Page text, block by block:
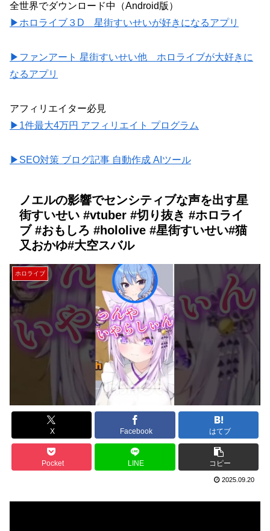
全世界でダウンロード中（Android版）
▶ホロライブ３D 星街すいせいが好きになるアプリ
▶ファンアート 星街すいせい他 ホロライブが大好きに
なるアプリ
アフィリエイター必見
▶1件最大4万円 アフィリエイト プログラム
▶SEO対策 ブログ記事 自動作成 AIツール
ノエルの影響でセンシティブな声を出す星
街すいせい #vtuber #切り抜き #ホロライ
ブ #おもしろ #hololive #星街すいせい#猫
又おかゆ#大空スバル
ホロライブ
X Facebook はてブ
Pocket LINE コピー
2025.09.20